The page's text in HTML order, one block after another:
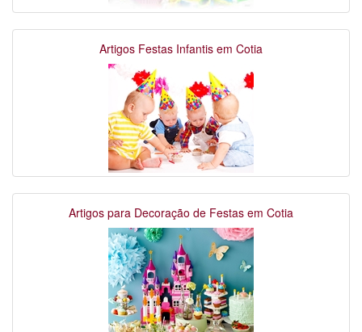
Artigos Festas Infantis em Cotia
Artigos para Decoração de Festas em Cotia